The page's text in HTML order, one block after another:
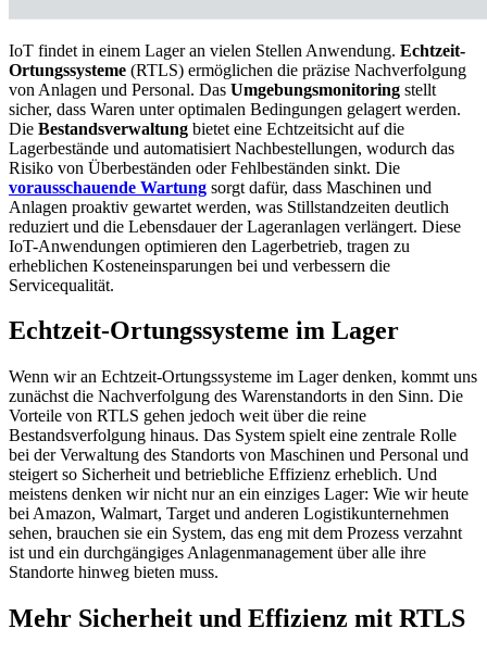
IoT findet in einem Lager an vielen Stellen Anwendung. Echtzeit-
Ortungssysteme (RTLS) ermöglichen die präzise Nachverfolgung
von Anlagen und Personal. Das Umgebungsmonitoring stellt
sicher, dass Waren unter optimalen Bedingungen gelagert werden.
Die Bestandsverwaltung bietet eine Echtzeitsicht auf die
Lagerbestände und automatisiert Nachbestellungen, wodurch das
Risiko von Überbeständen oder Fehlbeständen sinkt. Die
vorausschauende Wartung sorgt dafür, dass Maschinen und
Anlagen proaktiv gewartet werden, was Stillstandzeiten deutlich
reduziert und die Lebensdauer der Lageranlagen verlängert. Diese
IoT-Anwendungen optimieren den Lagerbetrieb, tragen zu
erheblichen Kosteneinsparungen bei und verbessern die
Servicequalität.
Echtzeit-Ortungssysteme im Lager
Wenn wir an Echtzeit-Ortungssysteme im Lager denken, kommt uns
zunächst die Nachverfolgung des Warenstandorts in den Sinn. Die
Vorteile von RTLS gehen jedoch weit über die reine
Bestandsverfolgung hinaus. Das System spielt eine zentrale Rolle
bei der Verwaltung des Standorts von Maschinen und Personal und
steigert so Sicherheit und betriebliche Effizienz erheblich. Und
meistens denken wir nicht nur an ein einziges Lager: Wie wir heute
bei Amazon, Walmart, Target und anderen Logistikunternehmen
sehen, brauchen sie ein System, das eng mit dem Prozess verzahnt
ist und ein durchgängiges Anlagenmanagement über alle ihre
Standorte hinweg bieten muss.
Mehr Sicherheit und Effizienz mit RTLS